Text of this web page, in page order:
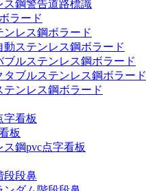
ス鋼警告道路標識
ラード
ンレス鋼ボラード
動ステンレス鋼ボラード
ブルステンレス鋼ボラード
タブルステンレス鋼ボラード
テンレス鋼ボラード
字看板
板
ス鋼pvc点字看板
段段鼻